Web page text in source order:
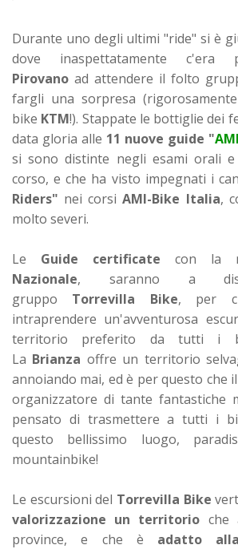
Durante uno degli ultimi "ride" si è
dove inaspettatamente c'era
Pirovano ad attendere il folto
fargli una sorpresa
bike KTM!). Stappate le bottiglie dei
data gloria alle 11 nuove guide "
si sono distinte negli esami orali
corso, e che ha visto impegnati i
Riders" nei corsiAMI-Bike Italia,
molto severi.
Le Guide certificate con la
Nazionale, saranno a
gruppo Torrevilla Bike, per
intraprendere un'avventurosa
territorio preferito da tutti i
La Brianza offre un territorio
annoiando mai, ed è per questo che
organizzatore di tante fantastiche
pensato di trasmettere a tutti i
questo bellissimo luogo,
mountainbike!
Le escursioni del Torrevilla Bike
valorizzazione un territorio che
province, e che è adatto